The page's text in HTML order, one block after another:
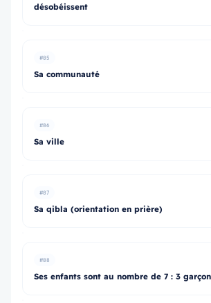
désobéissent
#85
Sa communauté
#86
Sa ville
#87
Sa qibla (orientation en prière)
#88
Ses enfants sont au nombre de 7 : 3